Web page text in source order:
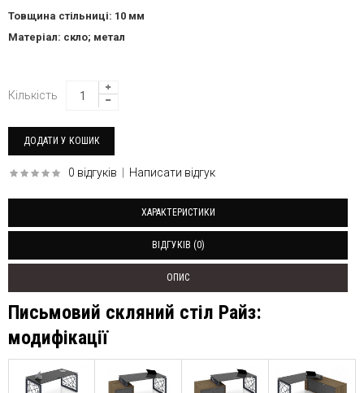
Товщина стільниці: 10 мм
Матеріал: скло; метал
Кількість
0 відгуків Написати відгук
ХАРАКТЕРИСТИКИ
ВІДГУКІВ (0)
ОПИС
Письмовий скляний стіл Райз:
модифікації